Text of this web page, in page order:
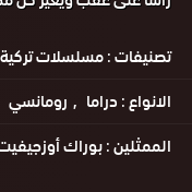
تصنيفات :مسلسلات تركية
الانواع :دراما
رومانسي
الممثلين :بوراك